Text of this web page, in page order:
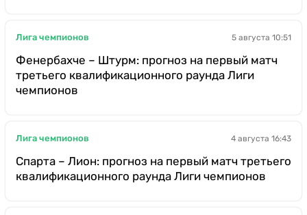
Лига чемпионов 5 августа 10:51
Фенербахче – Штурм: прогноз на первый матч
третьего квалификационного раунда Лиги
чемпионов
Лига чемпионов 4 августа 16:43
Спарта – Лион: прогноз на первый матч третьего
квалификационного раунда Лиги чемпионов